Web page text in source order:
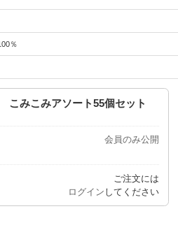
％
みこみアソート55個セット
会員のみ公開
ご注文には
ログイン してください